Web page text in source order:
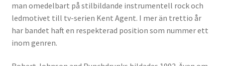
man omedelbart på stilbildande instrumentell rock och
ledmotivet till tv-serien Kent Agent. I mer än trettio år
har bandet haft en respekterad position som nummer ett
inom genren.